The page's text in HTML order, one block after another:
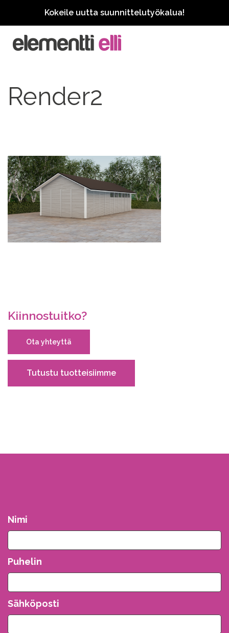
Kokeile uutta suunnittelutyökalua!
Render2
Kiinnostuitko?
Ota yhteyttä
Tutustu tuotteisiimme
Nimi
Puhelin
Sähköposti